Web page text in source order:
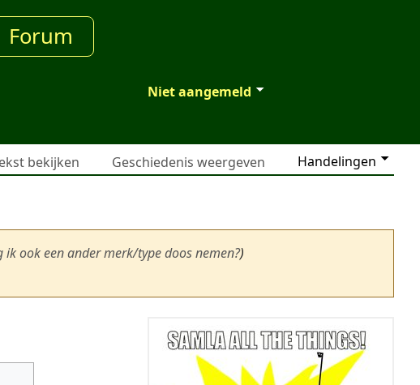
Forum
Niet aangemeld
Handelingen
bekijken Geschiedenis weergeven
ik ook een ander merk/type doos nemen?)